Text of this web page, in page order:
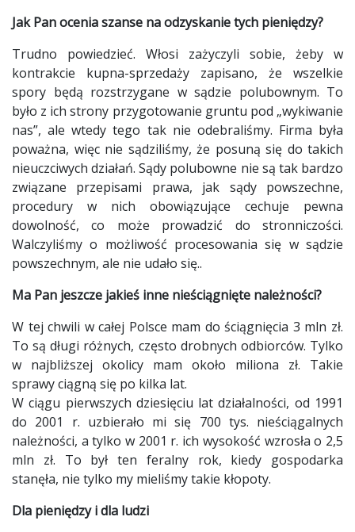
Jak Pan ocenia szanse na odzyskanie tych pieniędzy?
Trudno powiedzieć. Włosi zażyczyli sobie, żeby w
kontrakcie kupna-sprzedaży zapisano, że wszelkie
spory będą rozstrzygane w sądzie polubownym. To
było z ich strony przygotowanie gruntu pod „wykiwanie
nas”, ale wtedy tego tak nie odebraliśmy. Firma była
poważna, więc nie sądziliśmy, że posuną się do takich
nieuczciwych działań. Sądy polubowne nie są tak bardzo
związane przepisami prawa, jak sądy powszechne,
procedury w nich obowiązujące cechuje pewna
dowolność, co może prowadzić do stronniczości.
Walczyliśmy o możliwość procesowania się w sądzie
powszechnym, ale nie udało się..
Ma Pan jeszcze jakieś inne nieściągnięte należności?
W tej chwili w całej Polsce mam do ściągnięcia 3 mln zł.
To są długi różnych, często drobnych odbiorców. Tylko
w najbliższej okolicy mam około miliona zł. Takie
sprawy ciągną się po kilka lat.
W ciągu pierwszych dziesięciu lat działalności, od 1991
do 2001 r. uzbierało mi się 700 tys. nieściągalnych
należności, a tylko w 2001 r. ich wysokość wzrosła o 2,5
mln zł. To był ten feralny rok, kiedy gospodarka
stanęła, nie tylko my mieliśmy takie kłopoty.
Dla pieniędzy i dla ludzi